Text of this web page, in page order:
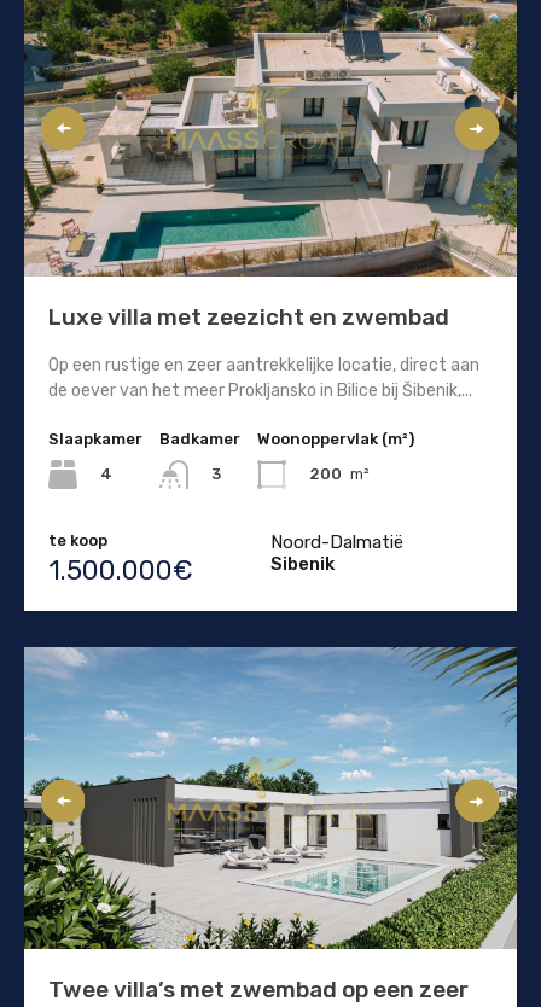
Luxe villa met zeezicht en zwembad
Op een rustige en zeer aantrekkelijke locatie, direct aan
de oever van het meer Prokljansko in Bilice bij Šibenik,...
Slaapkamer
4
Badkamer
3
Woonoppervlak (m²)
200 m²
te koop
1.500.000€
Noord-Dalmatië
Sibenik
Twee villa’s met zwembad op een zeer